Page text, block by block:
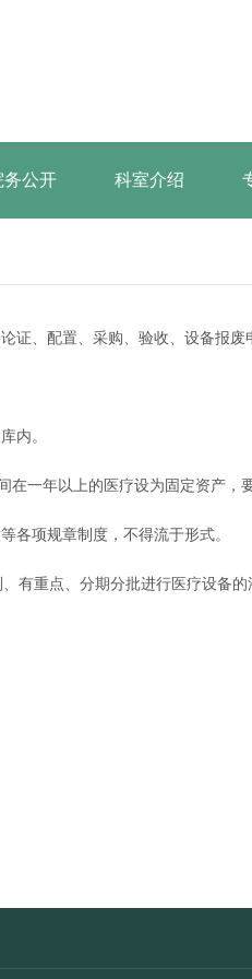
务公开 科室介绍
、配置、采购、验收、设备报废
内。
一年以上的医疗设为固定资产，
各项规章制度，不得流于形式。
重点、分期分批进行医疗设备